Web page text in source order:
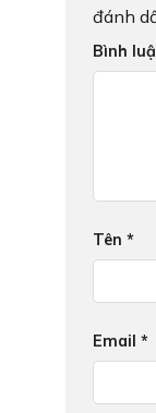
đánh
Bình
Tên *
Email *